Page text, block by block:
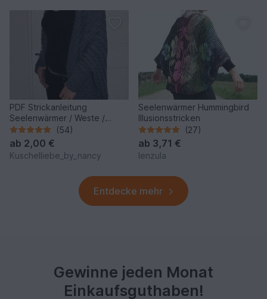
PDF Strickanleitung
Seelenwärmer / Weste /
Jacke (Oversize)-für alle
Größen
(54)
ab 2,00 €
Kuschelliebe_by_nancy
Seelenwärmer Hummingbird
Illusionsstricken
(27)
ab 3,71 €
lenzula
Entdecke mehr
Gewinne jeden Monat
Einkaufsguthaben!